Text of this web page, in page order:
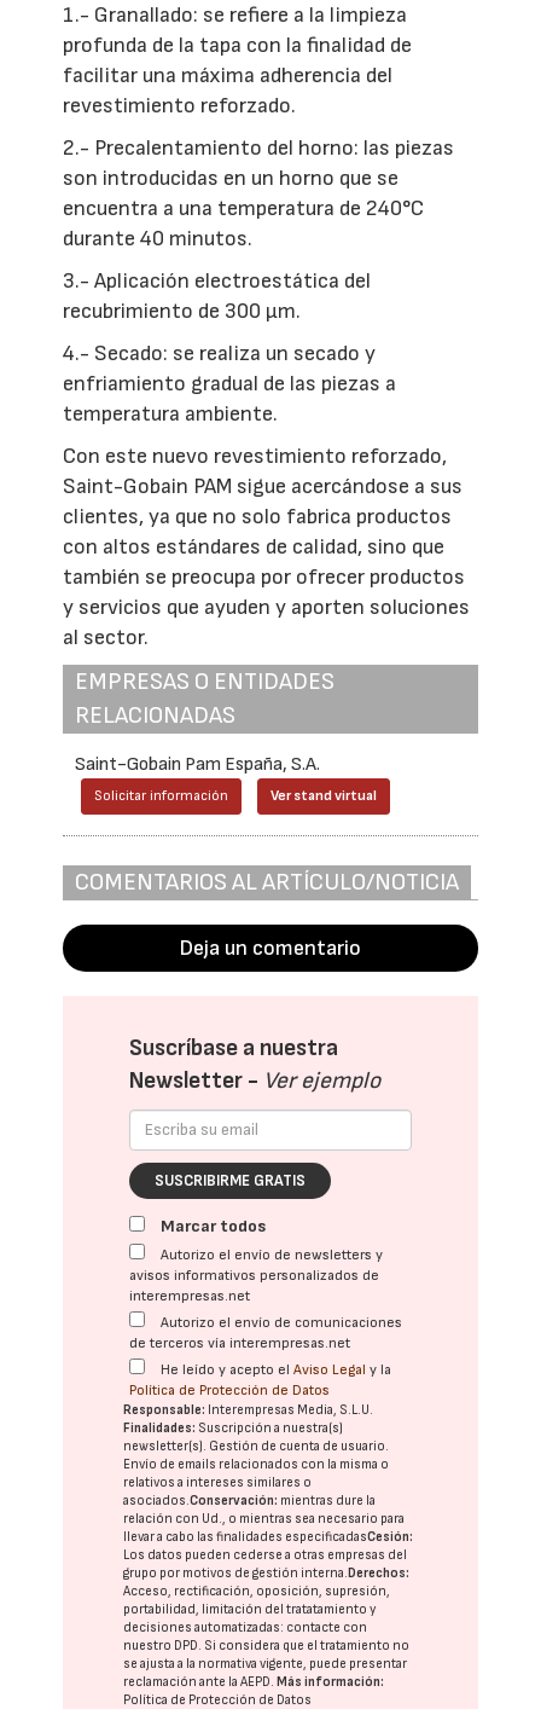
1.- Granallado: se refiere a la limpieza
profunda de la tapa con la finalidad de
facilitar una máxima adherencia del
revestimiento reforzado.
2.- Precalentamiento del horno: las piezas
son introducidas en un horno que se
encuentra a una temperatura de 240°C
durante 40 minutos.
3.- Aplicación electroestática del
recubrimiento de 300 μm.
4.- Secado: se realiza un secado y
enfriamiento gradual de las piezas a
temperatura ambiente.
Con este nuevo revestimiento reforzado,
Saint-Gobain PAM sigue acercándose a sus
clientes, ya que no solo fabrica productos
con altos estándares de calidad, sino que
también se preocupa por ofrecer productos
y servicios que ayuden y aporten soluciones
al sector.
EMPRESAS O ENTIDADES
RELACIONADAS
Saint-Gobain Pam España, S.A.
Solicitar información Ver stand virtual
COMENTARIOS AL ARTÍCULO/NOTICIA
Deja un comentario
Suscríbase a nuestra
Newsletter - Ver ejemplo
SUSCRIBIRME GRATIS
Marcar todos
Autorizo el envío de newsletters y
avisos informativos personalizados de
interempresas.net
Autorizo el envío de comunicaciones
de terceros vía interempresas.net
He leído y acepto elAviso Legal y la
Política de Protección de Datos
Responsable: Interempresas Media, S.L.U.
Finalidades: Suscripción a nuestra(s)
newsletter(s). Gestión de cuenta de usuario.
Envío de emails relacionados con la misma o
relativos a intereses similares o
asociados.Conservación: mientras dure la
relación con Ud., o mientras sea necesario para
llevar a cabo las finalidades especificadasCesión:
Los datos pueden cederse a otras empresas del
grupo por motivos de gestión interna.Derechos:
Acceso, rectificación, oposición, supresión,
portabilidad, limitación del tratatamiento y
decisiones automatizadas: contacte con
nuestro DPD. Si considera que el tratamiento no
se ajusta a la normativa vigente, puede presentar
reclamación ante laAEPD.Más información:
Política de Protección de Datos